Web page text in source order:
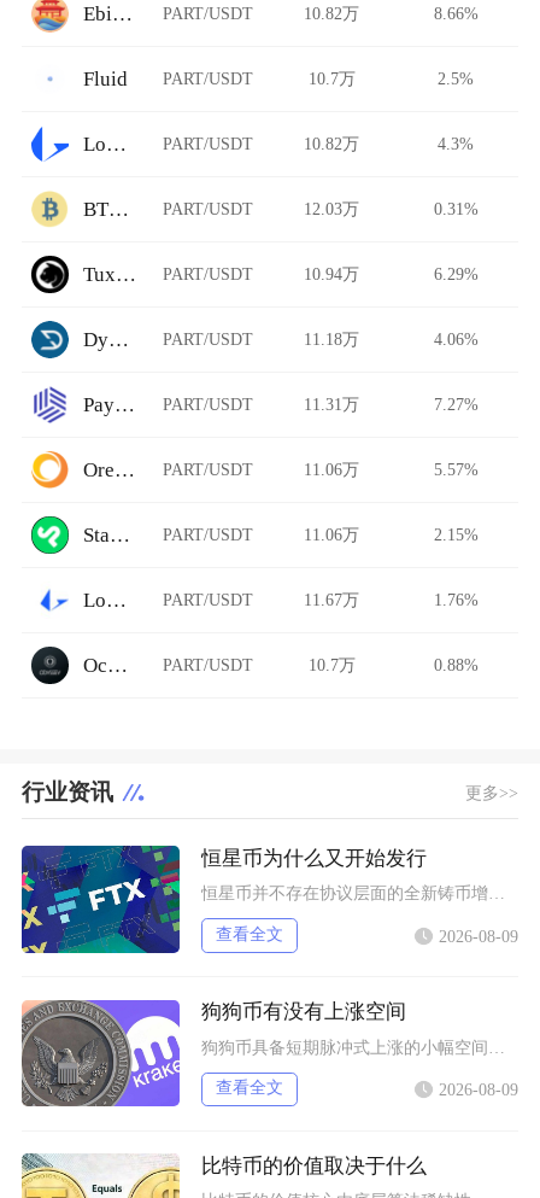
Ebisu's Bay PART/USDT 10.82万 8.66%
Fluid PART/USDT 10.7万 2.5%
Loopring PART/USDT 10.82万 4.3%
BTCTradeUA PART/USDT 12.03万 0.31%
TuxExchange PART/USDT 10.94万 6.29%
Dystopia PART/USDT 11.18万 4.06%
Paymium PART/USDT 11.31万 7.27%
Ore.Bz PART/USDT 11.06万 5.57%
StarkDefi PART/USDT 11.06万 2.15%
Loopring AMM PART/USDT 11.67万 1.76%
Ocnex PART/USDT 10.7万 0.88%
行业资讯 更多>>
恒星币为什么又开始发行
恒星币并不存在协议层面的全新铸币增发，市场感知的“再次发行”，本质是恒星发展基金会持续释放
查看全文 2026-08-09
狗狗币有没有上涨空间
查看全文 2026-08-09
比特币的价值取决于什么